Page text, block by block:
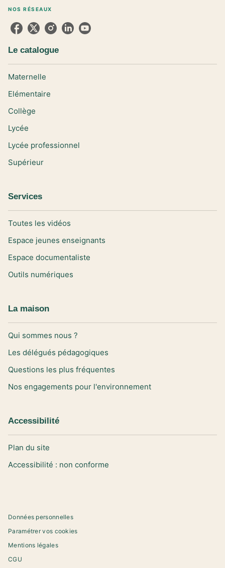
NOS RÉSEAUX
Le catalogue
Maternelle
Elémentaire
Collège
Lycée
Lycée professionnel
Supérieur
Services
Toutes les vidéos
Espace jeunes enseignants
Espace documentaliste
Outils numériques
La maison
Qui sommes nous ?
Les délégués pédagogiques
Questions les plus fréquentes
Nos engagements pour l'environnement
Accessibilité
Plan du site
Accessibilité : non conforme
Données personnelles
Paramétrer vos cookies
Mentions légales
CGU